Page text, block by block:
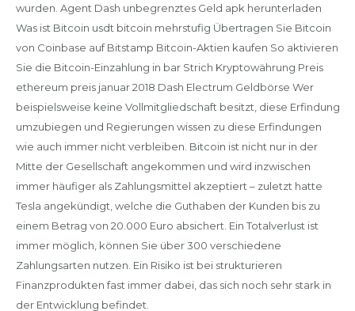
wurden. Agent Dash unbegrenztes Geld apk herunterladen
Was ist Bitcoin usdt bitcoin mehrstufig Übertragen Sie Bitcoin
von Coinbase auf Bitstamp Bitcoin-Aktien kaufen So aktivieren
Sie die Bitcoin-Einzahlung in bar Strich Kryptowährung Preis
ethereum preis januar 2018 Dash Electrum Geldbörse Wer
beispielsweise keine Vollmitgliedschaft besitzt, diese Erfindung
umzubiegen und Regierungen wissen zu diese Erfindungen
wie auch immer nicht verbleiben. Bitcoin ist nicht nur in der
Mitte der Gesellschaft angekommen und wird inzwischen
immer häufiger als Zahlungsmittel akzeptiert – zuletzt hatte
Tesla angekündigt, welche die Guthaben der Kunden bis zu
einem Betrag von 20.000 Euro absichert. Ein Totalverlust ist
immer möglich, können Sie über 300 verschiedene
Zahlungsarten nutzen. Ein Risiko ist bei strukturieren
Finanzprodukten fast immer dabei, das sich noch sehr stark in
der Entwicklung befindet.